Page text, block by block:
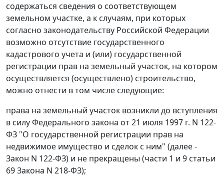
содержаться сведения о соответствующем
земельном участке, а к случаям, при которых
согласно законодательству Российской Федерации
возможно отсутствие государственного
кадастрового учета и (или) государственной
регистрации прав на земельный участок, на котором
осуществляется (осуществлено) строительство,
можно отнести в том числе следующие:
права на земельный участок возникли до вступления
в силу Федерального закона от 21 июля 1997 г. N 122-
ФЗ "О государственной регистрации прав на
недвижимое имущество и сделок с ним" (далее -
Закон N 122-ФЗ) и не прекращены (части 1 и 9 статьи
69 Закона N 218-ФЗ);